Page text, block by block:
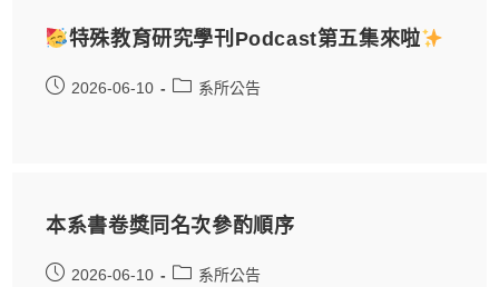
特殊教育研究學刊Podcast第五集來啦
2026-06-10 系所公告
本系書卷獎同名次參酌順序
2026-06-10 系所公告